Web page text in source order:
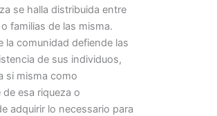
se halla distribuida entre
familias de las misma.
la comunidad defiende las
de sus individuos,
si misma como
esa riqueza o
adquirir lo necessario para